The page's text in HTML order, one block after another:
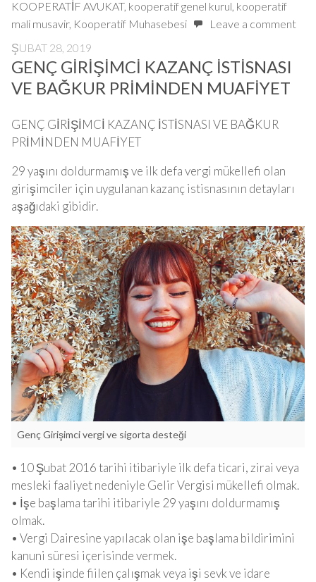
KOOPERATİF AVUKAT, kooperatif genel kurul, kooperatif
mali musavir, Kooperatif Muhasebesi
Leave a comment
ŞUBAT 28, 2019
GENÇ GİRİŞİMCİ KAZANÇ İSTİSNASI
VE BAĞKUR PRİMİNDEN MUAFİYET
GENÇ GİRİŞİMCİ KAZANÇ İSTİSNASI VE BAĞKUR
PRİMİNDEN MUAFİYET
29 yaşını doldurmamış ve ilk defa vergi mükellefi olan
girişimciler için uygulanan kazanç istisnasının detayları
aşağıdaki gibidir.
Genç Girişimci vergi ve sigorta desteği
• 10 Şubat 2016 tarihi itibariyle ilk defa ticari, zirai veya
mesleki faaliyet nedeniyle Gelir Vergisi mükellefi olmak.
• İşe başlama tarihi itibariyle 29 yaşını doldurmamış
olmak.
• Vergi Dairesine yapılacak olan işe başlama bildirimini
kanuni süresi içerisinde vermek.
• Kendi işinde fiilen çalışmak veya işi sevk ve idare